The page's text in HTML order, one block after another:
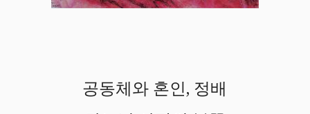
공동체와 혼인, 정배